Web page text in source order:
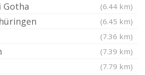
Gotha (6.44 km)
(6.45 km)
(7.36 km)
(7.39 km)
(7.79 km)